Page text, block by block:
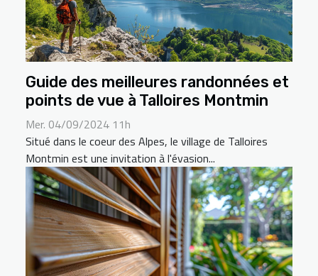
Guide des meilleures randonnées et
points de vue à Talloires Montmin
Mer. 04/09/2024 11h
Situé dans le coeur des Alpes, le village de Talloires
Montmin est une invitation à l'évasion...